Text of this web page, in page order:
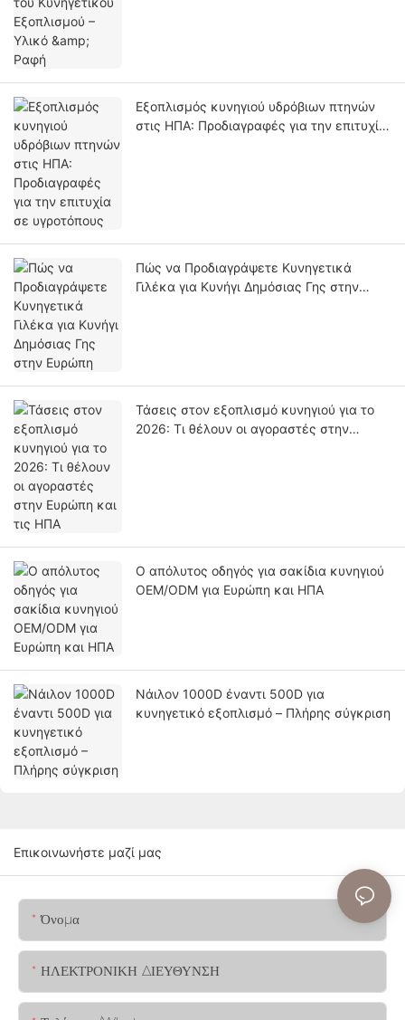
Εξοπλισμός κυνηγιού υδρόβιων πτηνών
στις ΗΠΑ: Προδιαγραφές για την επιτυχία
Πώς να Προδιαγράψετε Κυνηγετικά
Γιλέκα για Κυνήγι Δημόσιας Γης στην
Τάσεις στον εξοπλισμό κυνηγιού για το
2026: Τι θέλουν οι αγοραστές στην
Ο απόλυτος οδηγός για σακίδια κυνηγιού
OEM/ODM για Ευρώπη και ΗΠΑ
Νάιλον 1000D έναντι 500D για
κυνηγετικό εξοπλισμό – Πλήρης σύγκριση
Επικοινωνήστε μαζί μας
Όνομα
ΗΛΕΚΤΡΟΝΙΚΗ ΔΙΕΥΘΥΝΣΗ